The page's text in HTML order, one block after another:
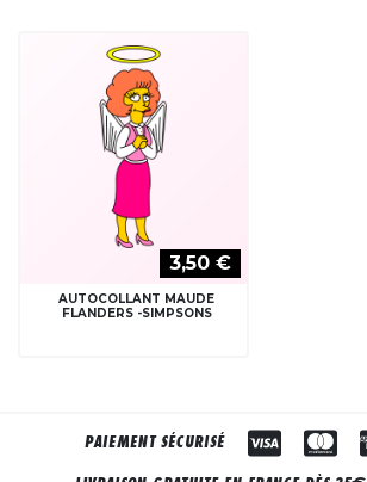
3,50 €
AUTOCOLLANT MAUDE
FLANDERS -SIMPSONS
PAIEMENT SÉCURISÉ